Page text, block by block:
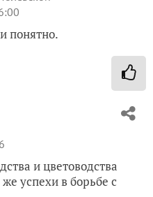
понятно.
и цветоводства
успехи в борьбе с